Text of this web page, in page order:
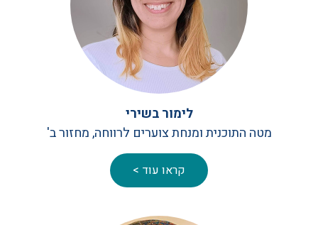
לימור בשירי
מטה התוכנית ומנחת צוערים לרווחה, מחזור ב'
קראו עוד >